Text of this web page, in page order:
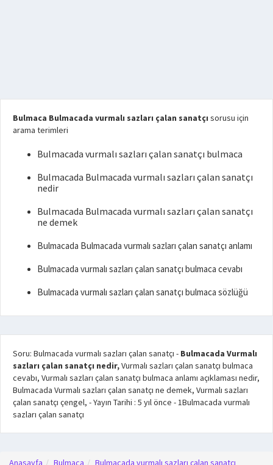
Bulmaca Bulmacada vurmalı sazları çalan sanatçı sorusu için
arama terimleri
Bulmacada vurmalı sazları çalan sanatçı bulmaca
Bulmacada Bulmacada vurmalı sazları çalan sanatçı
nedir
Bulmacada Bulmacada vurmalı sazları çalan sanatçı
ne demek
Bulmacada Bulmacada vurmalı sazları çalan sanatçı anlamı
Bulmacada vurmalı sazları çalan sanatçı bulmaca cevabı
Bulmacada vurmalı sazları çalan sanatçı bulmaca sözlüğü
Soru: Bulmacada vurmalı sazları çalan sanatçı - Bulmacada Vurmalı
sazları çalan sanatçı nedir,Vurmalı sazları çalan sanatçı bulmaca
cevabı, Vurmalı sazları çalan sanatçı bulmaca anlamı açıklaması nedir,
Bulmacada Vurmalı sazları çalan sanatçı ne demek, Vurmalı sazları
çalan sanatçı çengel, - Yayın Tarihi : 5 yıl önce -1Bulmacada vurmalı
sazları çalan sanatçı
Anasayfa Bulmaca Bulmacada vurmalı sazları çalan sanatçı